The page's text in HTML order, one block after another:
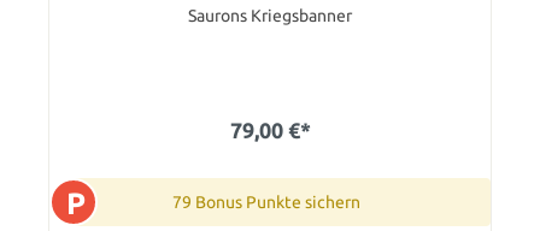
Saurons Kriegsbanner
79,00 €*
P 79 Bonus Punkte sichern